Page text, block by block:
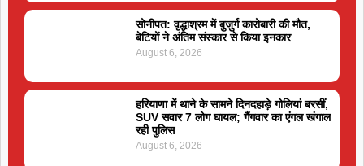
सोनीपत: वृद्धाश्रम में बुजुर्ग कारोबारी की मौत,
बेटियों ने अंतिम संस्कार से किया इनकार
August 6, 2026
हरियाणा में थाने के सामने दिनदहाड़े गोलियां बरसीं,
SUV सवार 7 लोग घायल; गैंगवार का एंगल खंगाल
रही पुलिस
August 6, 2026